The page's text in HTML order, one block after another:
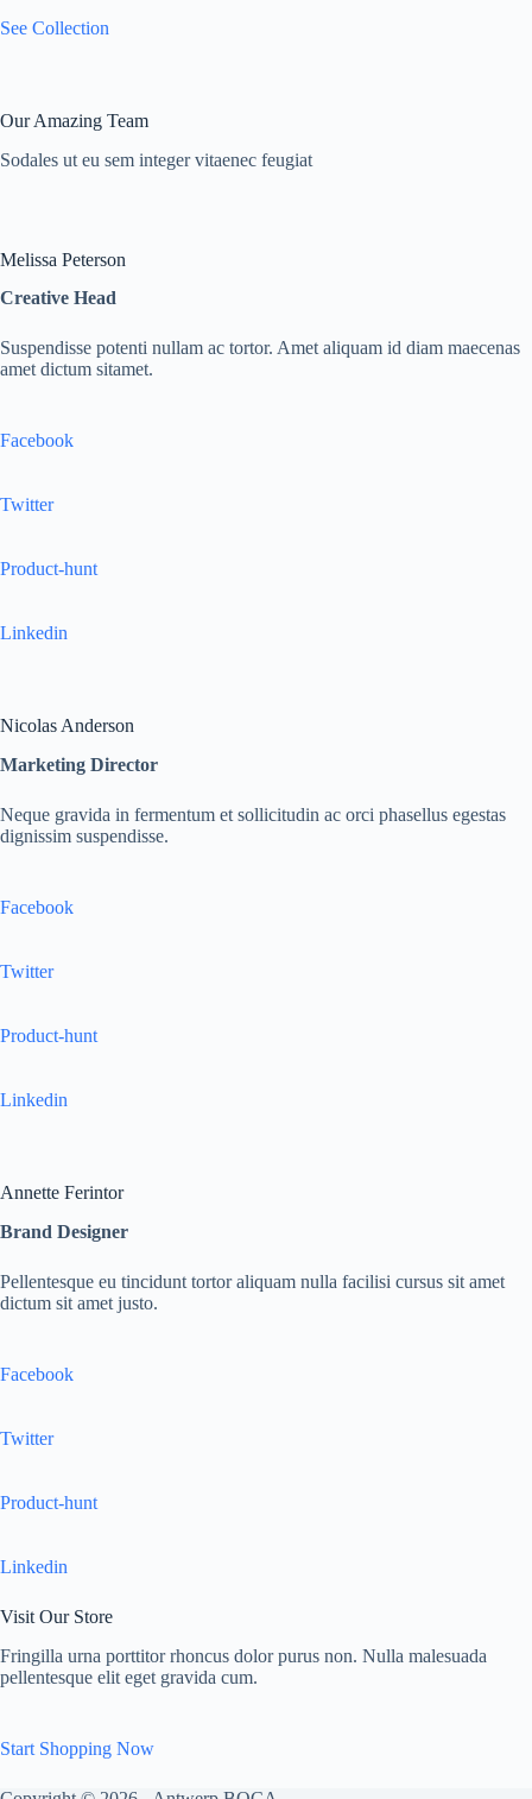
See Collection
Our Amazing Team
Sodales ut eu sem integer vitaenec feugiat
Melissa Peterson
Creative Head
Suspendisse potenti nullam ac tortor. Amet aliquam id diam maecenas
amet dictum sitamet.
Facebook
Twitter
Product-hunt
Linkedin
Nicolas Anderson
Marketing Director
Neque gravida in fermentum et sollicitudin ac orci phasellus egestas
dignissim suspendisse.
Facebook
Twitter
Product-hunt
Linkedin
Annette Ferintor
Brand Designer
Pellentesque eu tincidunt tortor aliquam nulla facilisi cursus sit amet
dictum sit amet justo.
Facebook
Twitter
Product-hunt
Linkedin
Visit Our Store
Fringilla urna porttitor rhoncus dolor purus non. Nulla malesuada
pellentesque elit eget gravida cum.
Start Shopping Now